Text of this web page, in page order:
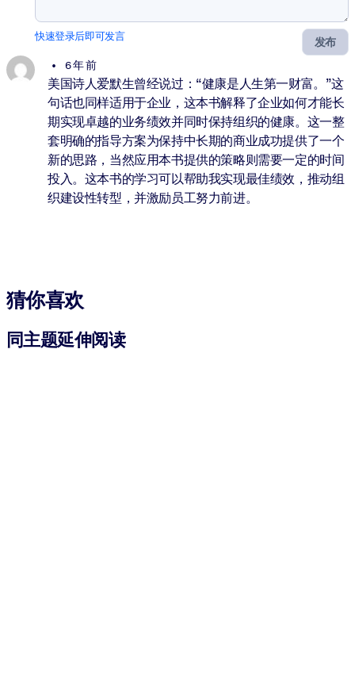
发布
快速登录后即可发言
6 年 前
美国诗人爱默生曾经说过：“健康是人生第一财富。”这
句话也同样适用于企业，这本书解释了企业如何才能长
期实现卓越的业务绩效并同时保持组织的健康。这一整
套明确的指导方案为保持中长期的商业成功提供了一个
新的思路，当然应用本书提供的策略则需要一定的时间
投入。这本书的学习可以帮助我实现最佳绩效，推动组
织建设性转型，并激励员工努力前进。
猜你喜欢
同主题延伸阅读